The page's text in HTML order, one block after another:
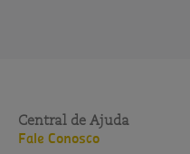
Central de Ajuda
Fale Conosco